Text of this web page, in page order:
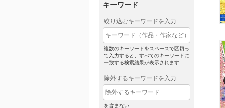
キーワード
絞り込むキーワードを入力
複数のキーワードをスペースで区切っ
て入力すると、すべてのキーワードに
一致する検索結果が表示されます
除外するキーワードを入力
を含まない